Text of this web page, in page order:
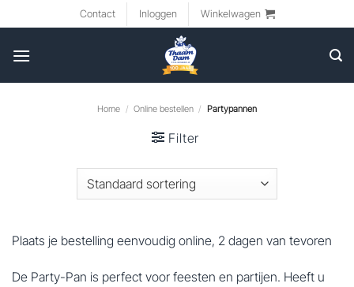
naar
inhoud
Contact Inloggen Winkelwagen
Home / Online bestellen / Partypannen
Filter
Plaats je bestelling eenvoudig online, 2 dagen van tevoren
De Party-Pan is perfect voor feesten en partijen. Heeft u